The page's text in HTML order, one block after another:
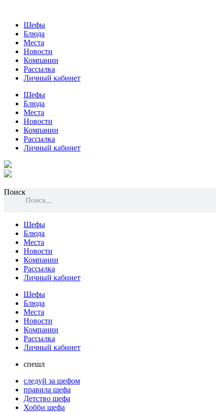
Шефы
Блюда
Места
Новости
Компании
Рассылка
Личный кабинет
Шефы
Блюда
Места
Новости
Компании
Рассылка
Личный кабинет
Поиск
Поиск
Шефы
Блюда
Места
Новости
Компании
Рассылка
Личный кабинет
Шефы
Блюда
Места
Новости
Компании
Рассылка
Личный кабинет
спешл
следуй за шефом
правила шефа
Детство шефа
Хобби шефа